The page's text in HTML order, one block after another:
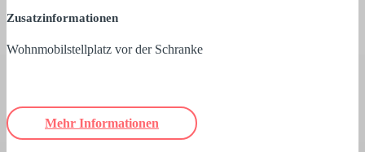
Zusatzinformationen
Wohnmobilstellplatz vor der Schranke
Mehr Informationen